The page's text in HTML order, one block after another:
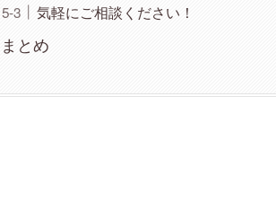
気軽にご相談ください！
まとめ